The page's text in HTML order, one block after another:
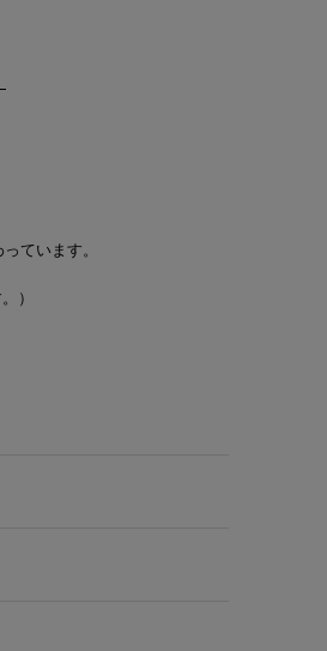
ています。
）